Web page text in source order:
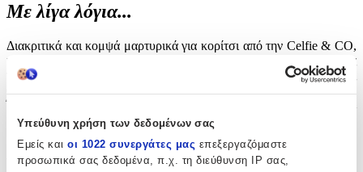
Υπεύθυνη χρήση των δεδομένων σας
Εμείς και οι 1022 συνεργάτες μας επεξεργαζόμαστε
προσωπικά σας δεδομένα, π.χ. τη διεύθυνση IP σας,
Με λίγα λόγια...
Διακριτικά και κομψά μαρτυρικά για κορίτσι από την Celfie & CO,
ιδανικά για να συνοδεύσουν μοναδικά τη βάπτιση. Ο σχεδιασμός
τους εντυπωσιάζει με τη λεπτομέρεια και προσφέρει μια υψηλής
μια ιδιαίτερη πινελιά στη σημαντική αυτή μέρα.
Χαρακτηριστικά